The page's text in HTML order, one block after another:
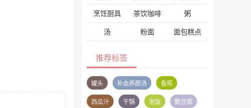
烹饪厨具 茶饮咖啡 粥
汤 粉面 面包糕点
推荐标签
罐头 补血养颜汤 香煎
西瓜汁 干锅 泡饭 脆豆腐